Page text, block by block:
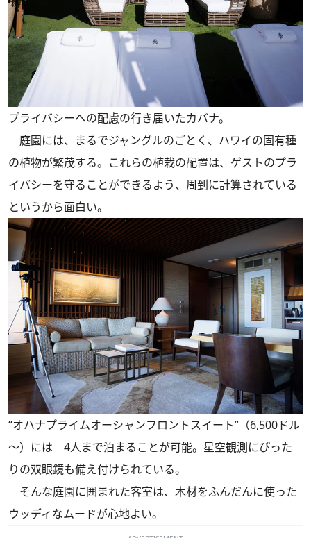
プライバシーへの配慮の行き届いたカバナ。
庭園には、まるでジャングルのごとく、ハワイの固有種
の植物が繁茂する。これらの植栽の配置は、ゲストのプラ
イバシーを守ることができるよう、周到に計算されている
というから面白い。
“オハナプライムオーシャンフロントスイート”（6,500ドル
～）には 4人まで泊まることが可能。星空観測にぴった
りの双眼鏡も備え付けられている。
そんな庭園に囲まれた客室は、木材をふんだんに使った
ウッディなムードが心地よい。